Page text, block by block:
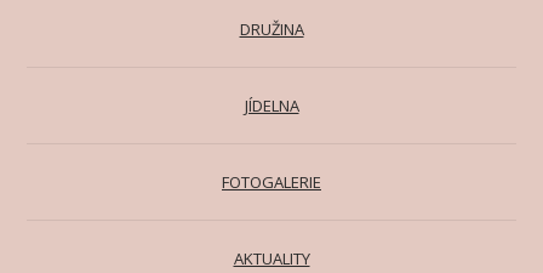
DRUŽINA
JÍDELNA
FOTOGALERIE
AKTUALITY